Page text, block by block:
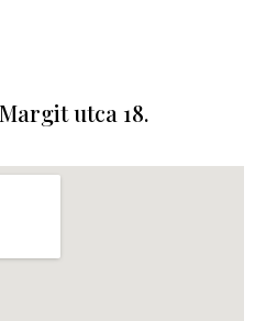
utca 18.